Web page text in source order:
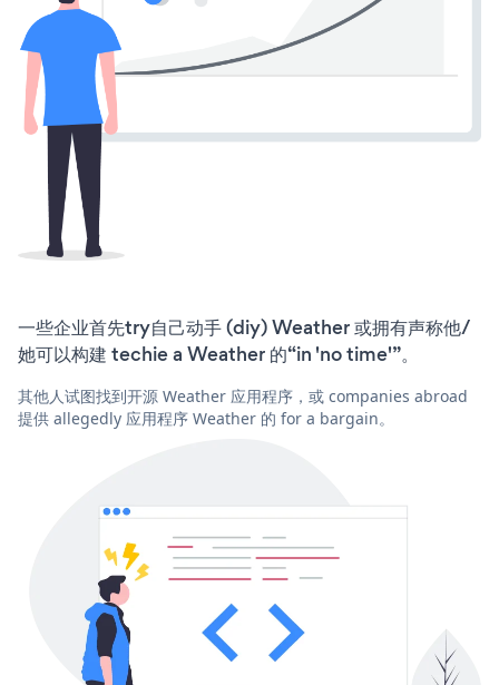
一些企业首先try自己动手 (diy) Weather 或拥有声称他/
她可以构建 techie a Weather 的“in 'no time'”。
其他人试图找到开源 Weather 应用程序，或 companies abroad
提供 allegedly 应用程序 Weather 的 for a bargain。